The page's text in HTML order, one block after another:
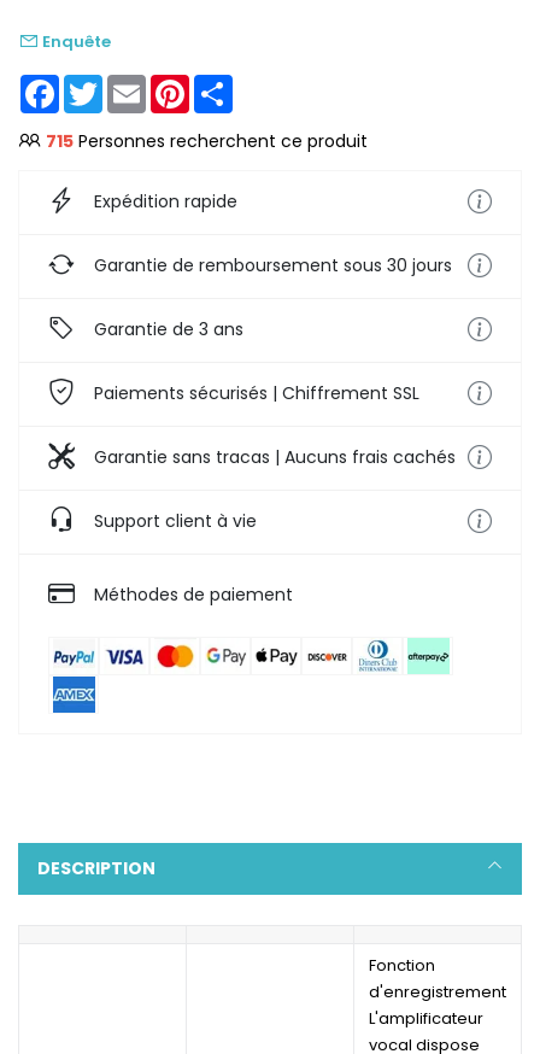
Enquête
Facebook
TwitterEmail Pinterest
715 Personnes recherchent ce produit
Expédition rapide
Garantie de remboursement sous 30 jours
Garantie de 3 ans
Paiements sécurisés | Chiffrement SSL
Garantie sans tracas | Aucuns frais cachés
Support client à vie
Méthodes de paiement
DESCRIPTION
Fonction
d'enregistrement
L'amplificateur
vocal dispose